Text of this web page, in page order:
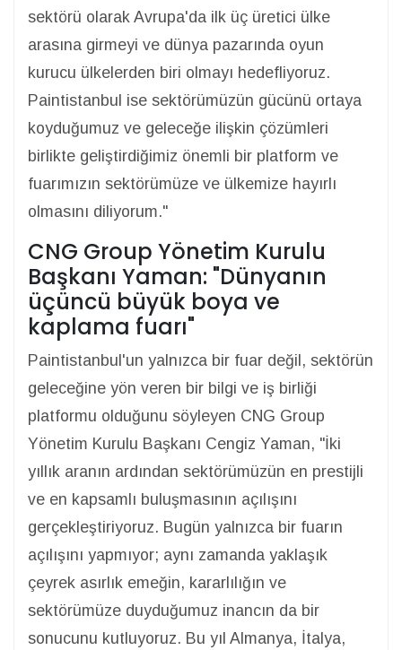
sektörü olarak Avrupa'da ilk üç üretici ülke
arasına girmeyi ve dünya pazarında oyun
kurucu ülkelerden biri olmayı hedefliyoruz.
Paintistanbul ise sektörümüzün gücünü ortaya
koyduğumuz ve geleceğe ilişkin çözümleri
birlikte geliştirdiğimiz önemli bir platform ve
fuarımızın sektörümüze ve ülkemize hayırlı
olmasını diliyorum."
CNG Group Yönetim Kurulu
Başkanı Yaman: "Dünyanın
üçüncü büyük boya ve
kaplama fuarı"
Paintistanbul'un yalnızca bir fuar değil, sektörün
geleceğine yön veren bir bilgi ve iş birliği
platformu olduğunu söyleyen CNG Group
Yönetim Kurulu Başkanı Cengiz Yaman, "İki
yıllık aranın ardından sektörümüzün en prestijli
ve en kapsamlı buluşmasının açılışını
gerçekleştiriyoruz. Bugün yalnızca bir fuarın
açılışını yapmıyor; aynı zamanda yaklaşık
çeyrek asırlık emeğin, kararlılığın ve
sektörümüze duyduğumuz inancın da bir
sonucunu kutluyoruz. Bu yıl Almanya, İtalya,